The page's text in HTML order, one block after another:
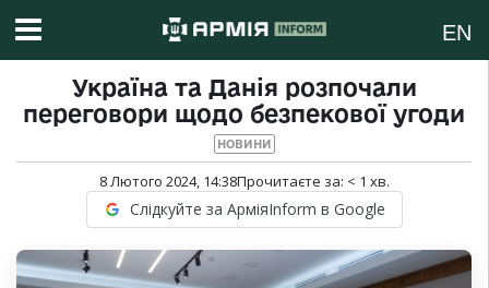
EN
Україна та Данія розпочали
переговори щодо безпекової угоди
НОВИНИ
8 Лютого 2024, 14:38Прочитаєте за: < 1 хв.
Слідкуйте за АрміяInform в Google